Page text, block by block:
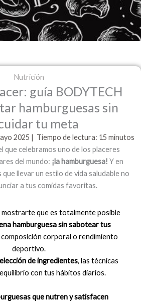
Nutrición
guía BODYTECH
hamburguesas sin
tu meta
2025 | Tiempo de lectura: 15 minutos
que celebramos uno de los placeres
del mundo: ¡la hamburguesa! Y en
llevar un estilo de vida saludable no
a tus comidas favoritas.
mostrarte que es totalmente posible
hamburguesa sin sabotear tus
corporal o rendimiento
deportivo.
elección de ingredientes, las técnicas
con tus hábitos diarios.
que nutren y satisfacen